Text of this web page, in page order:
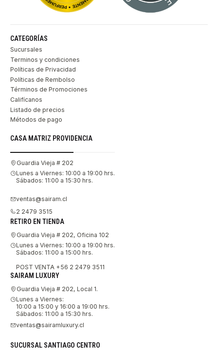
CATEGORÍAS
Sucursales
Terminos y condiciones
Políticas de Privacidad
Políticas de Rembolso
Términos de Promociones
Califícanos
Listado de precios
Métodos de pago
CASA MATRIZ PROVIDENCIA
Guardia Vieja # 202
Lunes a Viernes: 10:00 a 19:00 hrs.
Sábados: 11:00 a 15:30 hrs.
ventas@sairam.cl
2 2479 3515
RETIRO EN TIENDA
Guardia Vieja # 202, Oficina 102
Lunes a Viernes: 10:00 a 19:00 hrs.
Sábados: 11:00 a 15:00 hrs.
POST VENTA +56 2 2479 3511
SAIRAM LUXURY
Guardia Vieja # 202, Local 1.
Lunes a Viernes:
10:00 a 15:00 y 16:00 a 19:00 hrs.
Sábados: 11:00 a 15:30 hrs.
ventas@sairamluxury.cl
SUCURSAL SANTIAGO CENTRO